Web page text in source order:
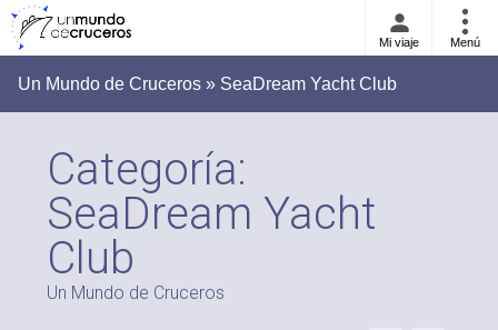
Mi viaje Menú
Un Mundo de Cruceros » SeaDream Yacht Club
Categoría:
SeaDream Yacht
Club
Un Mundo de Cruceros